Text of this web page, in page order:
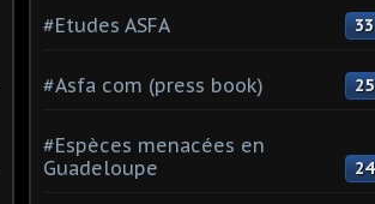
#Etudes ASFA 33
#Asfa com (press book) 25
#Espèces menacées en
Guadeloupe
24